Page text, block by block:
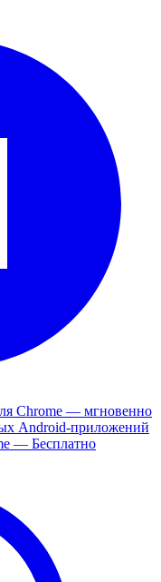
Chrome — мгновенно
Android-приложений
— Бесплатно